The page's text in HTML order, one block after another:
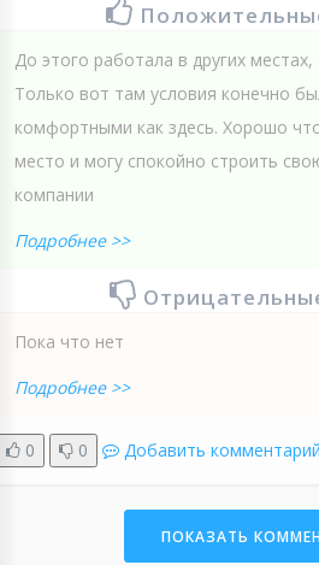
До этого работала в других
Только вот там условия конечно
комфортными как здесь. Хорошо
место и могу спокойно строить
компании
Подробнее >>
Пока что нет
Подробнее >>
0 0 Добавить комментарий
ПОКАЗАТЬ